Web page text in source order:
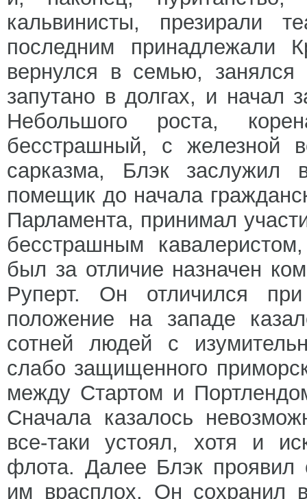
кальвинисты,
последним
вернулся в семью,
запутано в долгах, и начал
Небольшого роста,
бесстрашный, с железной
сарказма, Блэк
помещик до начала
Парламента, принимал
бесстрашным
был за отличие назначен
Руперт. Он отличился
положение на западе
сотней людей с
слабо защищенного
между Стартом и
Сначала казалось
все-таки устоял, хотя и
флота. Далее Блэк проявил
им врасплох. Он сохранил